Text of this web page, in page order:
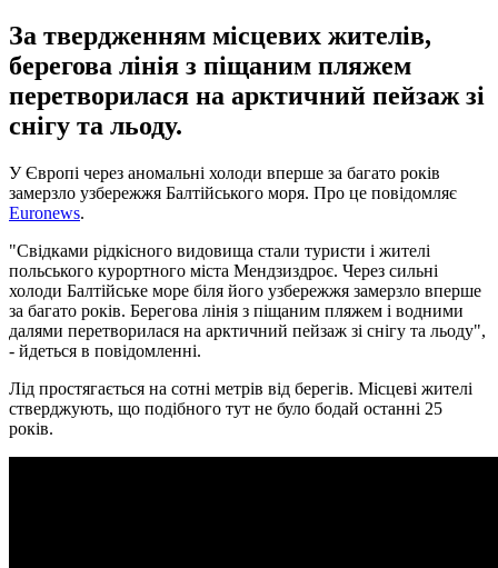
За твердженням місцевих жителів,
берегова лінія з піщаним пляжем
перетворилася на арктичний пейзаж зі
снігу та льоду.
У Європі через аномальні холоди вперше за багато років
замерзло узбережжя Балтійського моря. Про це повідомляє
Euronews.
"Свідками рідкісного видовища стали туристи і жителі
польського курортного міста Мендзиздроє. Через сильні
холоди Балтійське море біля його узбережжя замерзло вперше
за багато років. Берегова лінія з піщаним пляжем і водними
далями перетворилася на арктичний пейзаж зі снігу та льоду",
- йдеться в повідомленні.
Лід простягається на сотні метрів від берегів. Місцеві жителі
стверджують, що подібного тут не було бодай останні 25
років.